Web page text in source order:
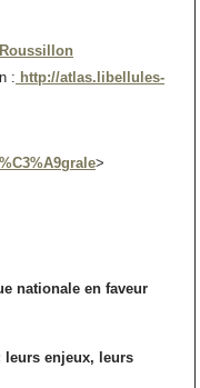
: http://atlas.libellules-
>
nationale en faveur
leurs enjeux, leurs